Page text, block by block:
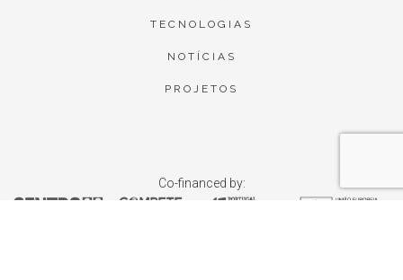
TECNOLOGIAS
NOTÍCIAS
PROJETOS
Co-financed by: